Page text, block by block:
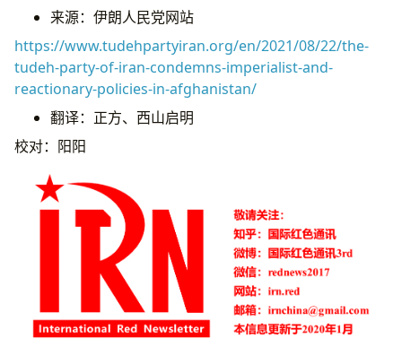
来源：伊朗人民党网站
https://www.tudehpartyiran.org/en/2021/08/22/the-
tudeh-party-of-iran-condemns-imperialist-and-
reactionary-policies-in-afghanistan/
翻译：正方、西山启明
校对：阳阳